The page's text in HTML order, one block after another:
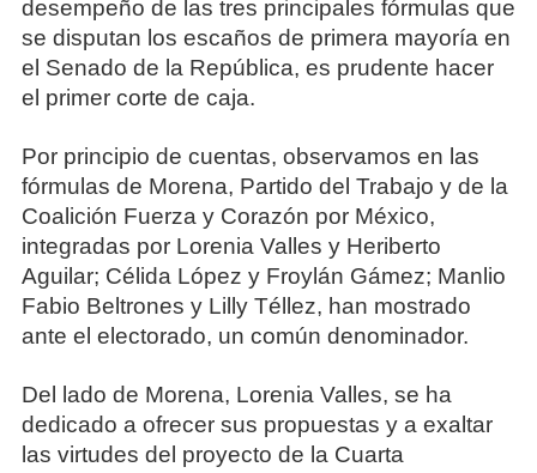
desempeño de las tres principales fórmulas que
se disputan los escaños de primera mayoría en
el Senado de la República, es prudente hacer
el primer corte de caja.
Por principio de cuentas, observamos en las
fórmulas de Morena, Partido del Trabajo y de la
Coalición Fuerza y Corazón por México,
integradas por Lorenia Valles y Heriberto
Aguilar; Célida López y Froylán Gámez; Manlio
Fabio Beltrones y Lilly Téllez, han mostrado
ante el electorado, un común denominador.
Del lado de Morena, Lorenia Valles, se ha
dedicado a ofrecer sus propuestas y a exaltar
las virtudes del proyecto de la Cuarta